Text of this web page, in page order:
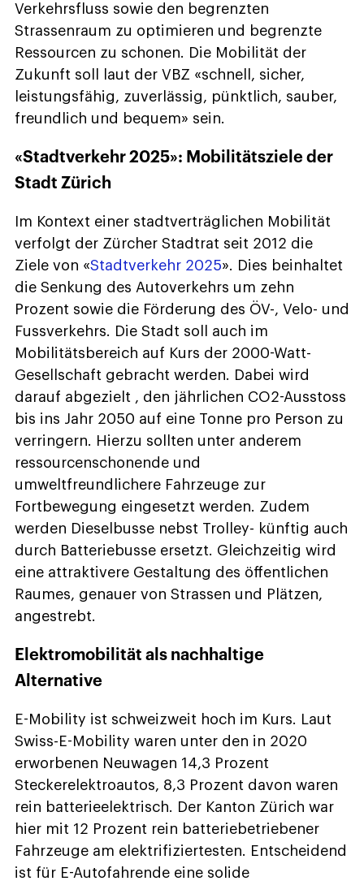
Verkehrsfluss sowie den begrenzten
Strassenraum zu optimieren und begrenzte
Ressourcen zu schonen. Die Mobilität der
Zukunft soll laut der VBZ «schnell, sicher,
leistungsfähig, zuverlässig, pünktlich, sauber,
freundlich und bequem» sein.
«Stadtverkehr 2025»: Mobilitätsziele der
Stadt Zürich
Im Kontext einer stadtverträglichen Mobilität
verfolgt der Zürcher Stadtrat seit 2012 die
Ziele von «Stadtverkehr 2025». Dies beinhaltet
die Senkung des Autoverkehrs um zehn
Prozent sowie die Förderung des ÖV-, Velo- und
Fussverkehrs. Die Stadt soll auch im
Mobilitätsbereich auf Kurs der 2000-Watt-
Gesellschaft gebracht werden. Dabei wird
darauf abgezielt , den jährlichen CO2-Ausstoss
bis ins Jahr 2050 auf eine Tonne pro Person zu
verringern. Hierzu sollten unter anderem
ressourcenschonende und
umweltfreundlichere Fahrzeuge zur
Fortbewegung eingesetzt werden. Zudem
werden Dieselbusse nebst Trolley- künftig auch
durch Batteriebusse ersetzt. Gleichzeitig wird
eine attraktivere Gestaltung des öffentlichen
Raumes, genauer von Strassen und Plätzen,
angestrebt.
Elektromobilität als nachhaltige
Alternative
E-Mobility ist schweizweit hoch im Kurs. Laut
Swiss-E-Mobility waren unter den in 2020
erworbenen Neuwagen 14,3 Prozent
Steckerelektroautos, 8,3 Prozent davon waren
rein batterieelektrisch. Der Kanton Zürich war
hier mit 12 Prozent rein batteriebetriebener
Fahrzeuge am elektrifiziertesten. Entscheidend
ist für E-Autofahrende eine solide